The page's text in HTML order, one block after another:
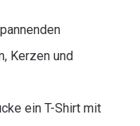
Kerzen und
ein T-Shirt mit